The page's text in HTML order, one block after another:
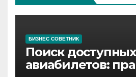
БИЗНЕС СОВЕТНИК
Поиск доступных
авиабилетов: